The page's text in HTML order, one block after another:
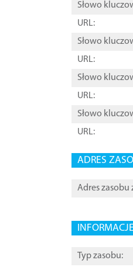
Słowo
URL:
Słowo
URL:
Słowo
URL:
Słowo
URL:
ADRES
Adres zasobu
Typ zasobu: